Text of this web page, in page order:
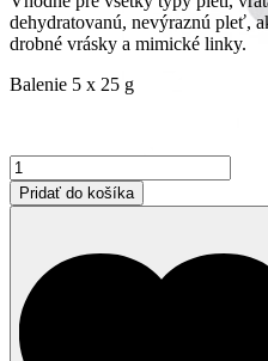
dehydratovanú, nevýraznú pleť,
drobné vrásky a mimické linky.
Balenie 5 x 25 g
množstvo
107
Beauty
prebiotikami
(5
kusov)
Pridať do košíka